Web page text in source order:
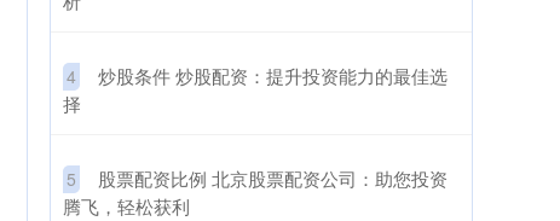
4
​炒股条件 炒股配资：提升投资能力的最佳选
择
5
​股票配资比例 北京股票配资公司：助您投资
腾飞，轻松获利